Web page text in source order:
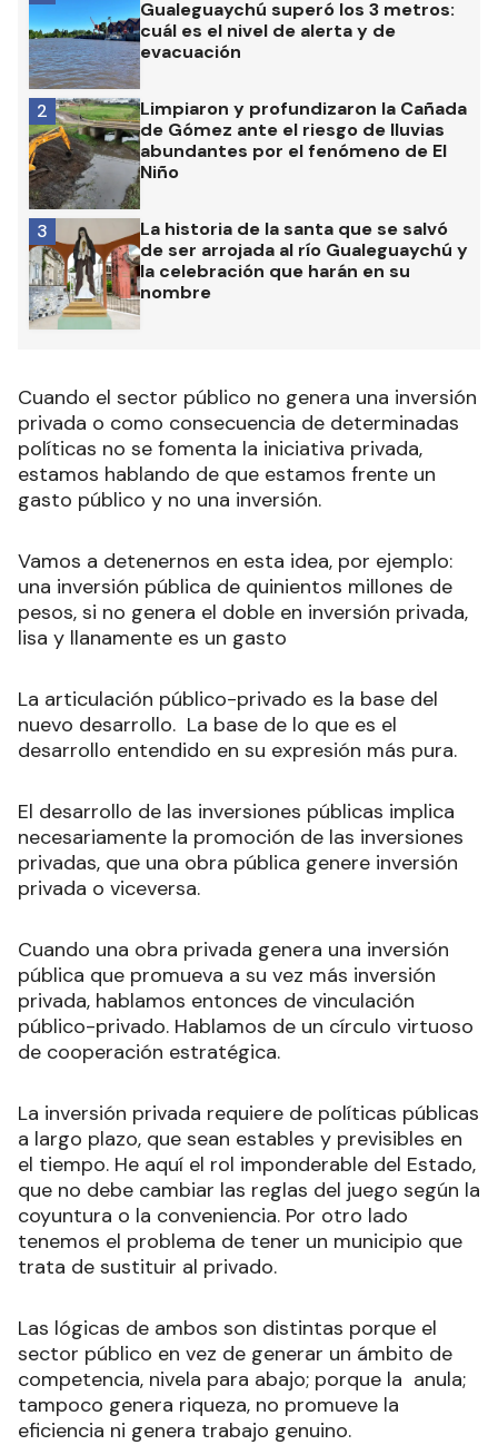
Gualeguaychú superó los 3 metros:
cuál es el nivel de alerta y de
evacuación
Limpiaron y profundizaron la Cañada
de Gómez ante el riesgo de lluvias
abundantes por el fenómeno de El
Niño
2
La historia de la santa que se salvó
de ser arrojada al río Gualeguaychú y
la celebración que harán en su
nombre
3
Cuando el sector público no genera una inversión
privada o como consecuencia de determinadas
políticas no se fomenta la iniciativa privada,
estamos hablando de que estamos frente un
gasto público y no una inversión.
Vamos a detenernos en esta idea, por ejemplo:
una inversión pública de quinientos millones de
pesos, si no genera el doble en inversión privada,
lisa y llanamente es un gasto
La articulación público-privado es la base del
nuevo desarrollo. La base de lo que es el
desarrollo entendido en su expresión más pura.
El desarrollo de las inversiones públicas implica
necesariamente la promoción de las inversiones
privadas, que una obra pública genere inversión
privada o viceversa.
Cuando una obra privada genera una inversión
pública que promueva a su vez más inversión
privada, hablamos entonces de vinculación
público-privado. Hablamos de un círculo virtuoso
de cooperación estratégica.
La inversión privada requiere de políticas públicas
a largo plazo, que sean estables y previsibles en
el tiempo. He aquí el rol imponderable del Estado,
que no debe cambiar las reglas del juego según la
coyuntura o la conveniencia. Por otro lado
tenemos el problema de tener un municipio que
trata de sustituir al privado.
Las lógicas de ambos son distintas porque el
sector público en vez de generar un ámbito de
competencia, nivela para abajo; porque la anula;
tampoco genera riqueza, no promueve la
eficiencia ni genera trabajo genuino.